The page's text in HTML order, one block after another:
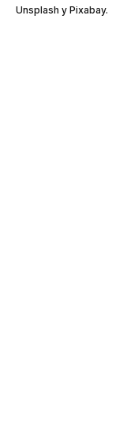
Unsplash y Pixabay.